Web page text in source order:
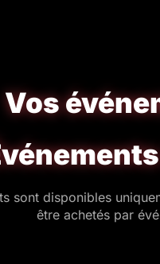
Vos
sont disponibles
être achetés par